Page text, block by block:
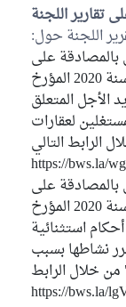
تقارير اللجنة
اللجنة حول:
2020/66 يتعلق بالمصادقة على
مرسوم رئيس الحكومة عدد 18 لسنة 2020 المؤرخ
بتمديد الأجل المتعلق
لعقارات
الرابط التالي
2020/71 يتعلق بالمصادقة على
مرسوم رئيس الحكومة عدد 23 لسنة 2020 المؤرخ
بضبط أحكام استثنائية
نشاطها بسبب
فيروس كورونا "كوفيد - 19" من خلال الرابط